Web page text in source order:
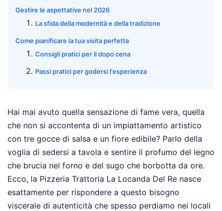
Gestire le aspettative nel 2026
La sfida della modernità e della tradizione
Come pianificare la tua visita perfetta
Consigli pratici per il dopo cena
Passi pratici per godersi l'esperienza
Hai mai avuto quella sensazione di fame vera, quella
che non si accontenta di un impiattamento artistico
con tre gocce di salsa e un fiore edibile? Parlo della
voglia di sedersi a tavola e sentire il profumo del legno
che brucia nel forno e del sugo che borbotta da ore.
Ecco, la Pizzeria Trattoria La Locanda Del Re nasce
esattamente per rispondere a questo bisogno
viscerale di autenticità che spesso perdiamo nei locali